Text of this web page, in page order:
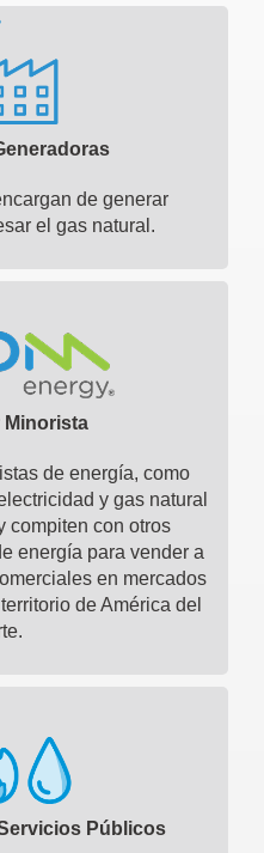
de generar
el gas natural.
Minorista
de energía, como
y gas natural
compiten con otros
energía para vender a
en mercados
de América del
Públicos